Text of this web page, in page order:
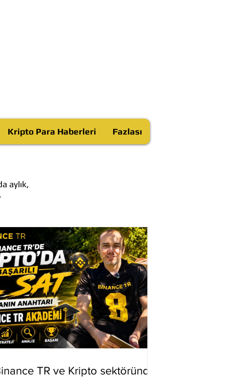
Kripto Para Haberleri Fazlası
aylık,
TR ve Kripto sektöründe